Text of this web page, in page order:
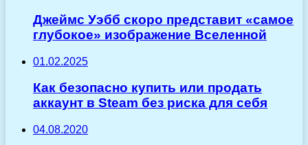
Джеймс Уэбб скоро представит «самое
глубокое» изображение Вселенной
01.02.2025
Как безопасно купить или продать
аккаунт в Steam без риска для себя
04.08.2020